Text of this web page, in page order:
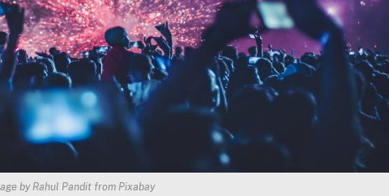
by Rahul Pandit from Pixabay